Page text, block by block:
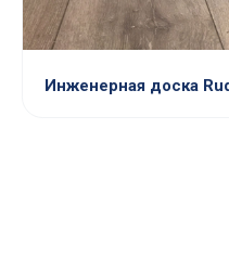
Инженерная доска